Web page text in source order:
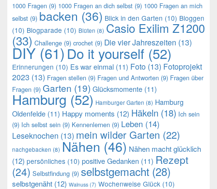
1000 Fragen (9) 1000 Fragen an dich selbst (9) 1000 Fragen an mich
selbst (9) backen (36) Blick in den Garten (10) Bloggen
(10) Blogparade (10) Blüten (8) Casio Exilim Z1200
(33) Challenge (9) crochet (9) Die vier Jahreszeiten (13)
DIY(61)Do it yourself (52)
Erinnerungen (10) Es war einmal (11) Foto (13) Fotoprojekt
2023 (13) Fragen stellen (9) Fragen und Antworten (9) Fragen über
Fragen (9) Garten (19) Glücksmomente (11)
Hamburg (52) Hamburger Garten (8) Hamburg
Oldenfelde (11) Happy moments (12) Häkeln (18) Ich sein
(9) Ich selbst sein (9) Kennenlernen (9) Leben (14)
Leseknochen (13) mein wilder Garten (22)
nachgebacken (8) Nähen (46) Nähen macht glücklich
(12) persönliches (10) positive Gedanken (11) Rezept
(24) Selbstfindung (9) selbstgemacht (28)
selbstgenäht (12) Walnuss (7) Wochenweise Glück (10)